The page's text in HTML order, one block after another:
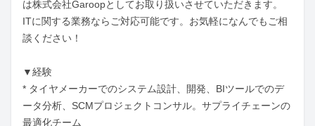
は株式会社Garoopとしてお取り扱いさせていただきます。
ITに関する業務ならご対応可能です。お気軽になんでもご相
談ください！
▼経験
* タイヤメーカーでのシステム設計、開発、BIツールでのデ
ータ分析、SCMプロジェクトコンサル。サプライチェーンの
最適化チーム